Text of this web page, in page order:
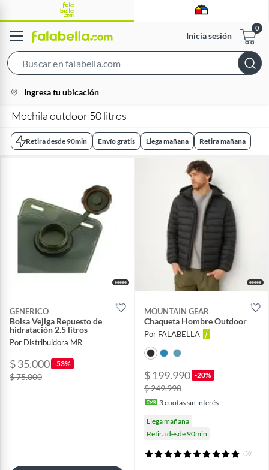
Inicia sesión
Bar
location-
icon
Ingresa tu ubicación
Mochila outdoor 50 litros
Retira desde 90min Envío gratis Llega mañana Retira mañana
GENERICO
Bolsa Vejiga Repuesto de
hidratación 2.5 litros
Por Distribuidora MR
$ 35.000 -53%
$ 75.000
MOUNTAIN GEAR
Chaqueta Hombre Outdoor
Por FALABELLA
$ 199.990 -20%
$ 249.990
3cuotas sin interés
Llega mañana
Retira desde 90min
(50)